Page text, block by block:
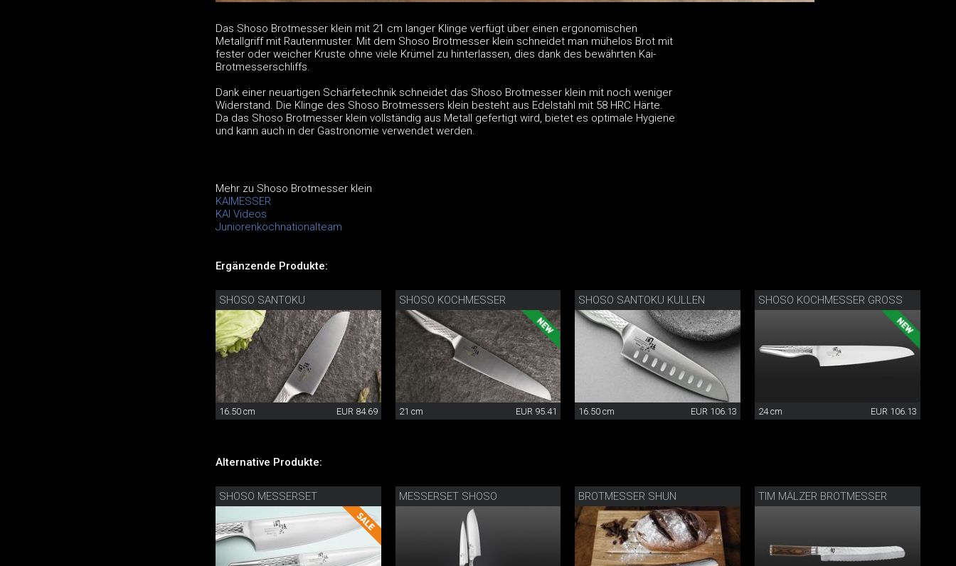
Das Shoso Brotmesser klein mit 21 cm langer Klinge verfügt über einen ergonomischen
Metallgriff mit Rautenmuster. Mit dem Shoso Brotmesser klein schneidet man mühelos Brot mit
fester oder weicher Kruste ohne viele Krümel zu hinterlassen, dies dank des bewährten Kai-
Brotmesserschliffs.
Dank einer neuartigen Schärfetechnik schneidet das Shoso Brotmesser klein mit noch weniger
Widerstand. Die Klinge des Shoso Brotmessers klein besteht aus Edelstahl mit 58 HRC Härte.
Da das Shoso Brotmesser klein vollständig aus Metall gefertigt wird, bietet es optimale Hygiene
und kann auch in der Gastronomie verwendet werden.
Mehr zu Shoso Brotmesser klein
KAIMESSER
KAI Videos
Juniorenkochnationalteam
Ergänzende Produkte:
SHOSO SANTOKU
16.50 cm EUR 84.69
SHOSO KOCHMESSER
21 cm EUR 95.41
SHOSO SANTOKU KULLEN
16.50 cm EUR 106.13
SHOSO KOCHMESSER GROSS
24 cm EUR 106.13
Alternative Produkte:
SHOSO MESSERSET MESSERSET SHOSO BROTMESSER SHUN TIM MÄLZER BROTMESSER